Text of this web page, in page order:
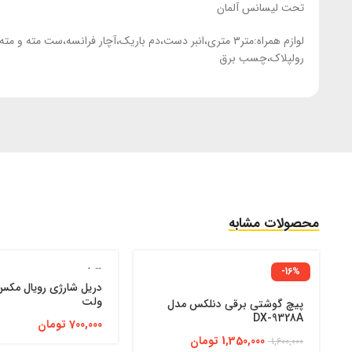
تحت لیسانس آلمان
لوازم همراه:متر۳ متری،انبر دست،دم باریک،آچار
رولپلاک،چسب برق
محصولات مشابه
-16%
اتمام موجودی
پیچ گوشتی برقی دنلکس مدل
DX-9328A
1,600,000
1,350,000 تومان
اتمام موجودی
ولت
700,000 تومان